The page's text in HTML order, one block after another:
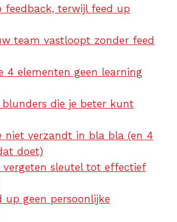
feedback, terwijl feed up
team vastloopt zonder feed
4 elementen geen learning
die je beter kunt
niet verzandt in bla bla (en 4
doet)
vergeten sleutel tot effectief
up geen persoonlijke